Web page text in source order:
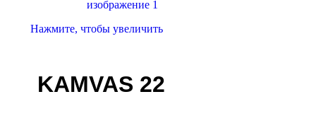
Нажмите, чтобы увеличить
KAMVAS 22